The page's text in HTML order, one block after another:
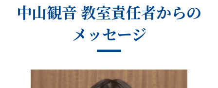
中山観音 教室責任者からの
メッセージ